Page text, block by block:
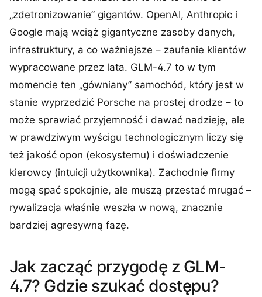
„zdetronizowanie” gigantów. OpenAI, Anthropic i
Google mają wciąż gigantyczne zasoby danych,
infrastruktury, a co ważniejsze – zaufanie klientów
wypracowane przez lata. GLM-4.7 to w tym
momencie ten „gówniany” samochód, który jest w
stanie wyprzedzić Porsche na prostej drodze – to
może sprawiać przyjemność i dawać nadzieję, ale
w prawdziwym wyścigu technologicznym liczy się
też jakość opon (ekosystemu) i doświadczenie
kierowcy (intuicji użytkownika). Zachodnie firmy
mogą spać spokojnie, ale muszą przestać mrugać –
rywalizacja właśnie weszła w nową, znacznie
bardziej agresywną fazę.
Jak zacząć przygodę z GLM-
4.7? Gdzie szukać dostępu?